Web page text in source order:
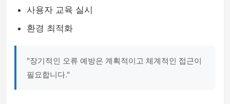
사용자 교육 실시
환경 최적화
"장기적인 오류 예방은 계획적이고 체계적인 접근이
필요합니다."